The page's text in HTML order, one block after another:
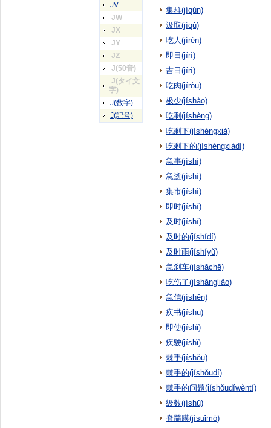
JV
JW
JX
JY
JZ
J(50音)
J(タイ文
字)
J(数字)
J(記号)
集群(jíqún)
汲取(jíqǔ)
吃人(jírén)
即日(jírì)
吉日(jírì)
吃肉(jíròu)
极少(jíshào)
吃剩(jíshèng)
吃剩下(jíshèngxià)
吃剩下的(jíshèngxiàdí)
急事(jíshì)
急逝(jíshì)
集市(jíshì)
即时(jíshí)
及时(jíshí)
及时的(jíshídí)
及时雨(jíshíyǔ)
急刹车(jíshāchē)
吃伤了(jíshāngliǎo)
急信(jíshēn)
疾书(jíshū)
即使(jíshǐ)
疾驶(jíshǐ)
棘手(jíshǒu)
棘手的(jíshǒudí)
棘手的问题(jíshǒudíwèntí)
级数(jíshǔ)
脊髓膜(jísuǐmó)